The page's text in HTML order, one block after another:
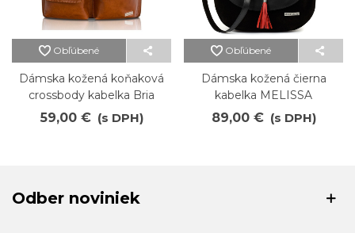
Obľúbené
Dámska kožená koňaková
crossbody kabelka Bria
59,00 € (s DPH)
Obľúbené
Dámska kožená čierna
kabelka MELISSA
89,00 € (s DPH)
Odber noviniek